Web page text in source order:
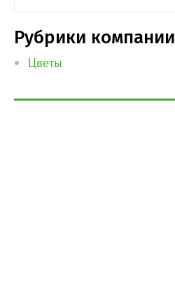
Рубрики компании
Цветы